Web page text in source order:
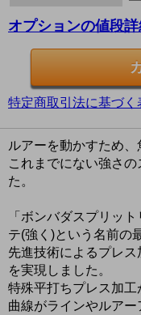
オプションの値段
特定商取引法に基づく
ルアーを動かすため、
これまでにない強さ
た。
「ボンバダスプリッ
テ(強く)という名前の
先進技術によるプレ
を実現しました。
特殊平打ちプレス加
曲線がラインやルア